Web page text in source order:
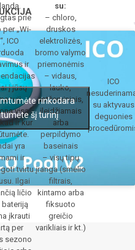
prie
„Wi-
ICO
ir
į jūsų
visą
ir kur
yra
ir
tvirtu
Ilgai
ličio
bateriją
įkrauti
per
sezono
su:
– chloro,
druskos
elektrolizės,
bromo valymo
priemonėmis
– vidaus,
lauko,
antžeminiais,
įleidžiamais
arba
perpildymo
baseinais
– visų tipų
įranga (smėlio
filtrais,
kintamo arba
fiksuoto
greičio
varikliais ir kt.)
ICO
su aktyvaus
deguonies
rinkodara
šį turinį